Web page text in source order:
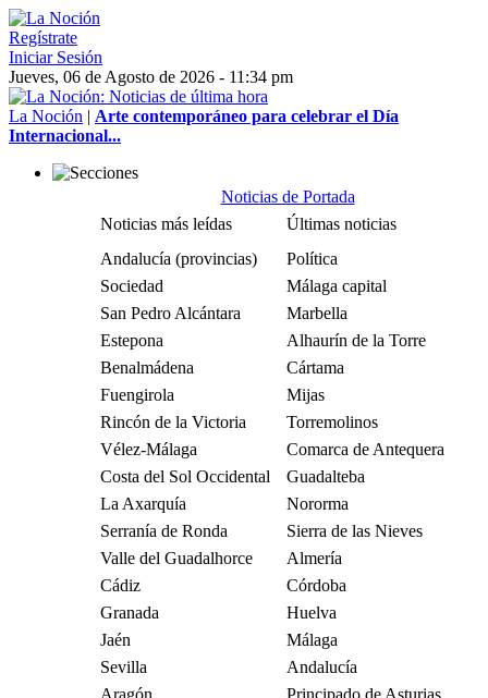
Regístrate
Iniciar Sesión
Jueves, 06 de Agosto de 2026 - 11:34 pm
La Noción | Arte contemporáneo para celebrar el Día
Internacional...
Noticias de Portada
Noticias más leídas
Últimas noticias
Andalucía (provincias)
Política
Sociedad
Málaga capital
San Pedro Alcántara
Marbella
Estepona
Alhaurín de la Torre
Benalmádena
Cártama
Fuengirola
Mijas
Rincón de la Victoria
Torremolinos
Vélez-Málaga
Comarca de Antequera
Costa del Sol Occidental
Guadalteba
La Axarquía
Nororma
Serranía de Ronda
Sierra de las Nieves
Valle del Guadalhorce
Almería
Cádiz
Córdoba
Granada
Huelva
Jaén
Málaga
Sevilla
Andalucía
Aragón
Principado de Asturias